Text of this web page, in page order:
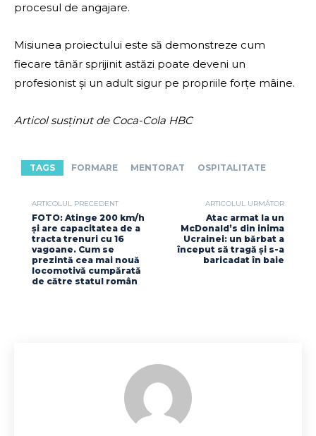
procesul de angajare.
Misiunea proiectului este să demonstreze cum
fiecare tânăr sprijinit astăzi poate deveni un
profesionist și un adult sigur pe propriile forțe mâine.
Articol susținut de Coca-Cola HBC
TAGS FORMARE MENTORAT OSPITALITATE
ARTICOLUL PRECEDENT
FOTO: Atinge 200 km/h
și are capacitatea de a
tracta trenuri cu 16
vagoane. Cum se
prezintă cea mai nouă
locomotivă cumpărată
de către statul român
ARTICOLUL URMĂTOR
Atac armat la un
McDonald’s din inima
Ucrainei: un bărbat a
început să tragă și s-a
baricadat în baie